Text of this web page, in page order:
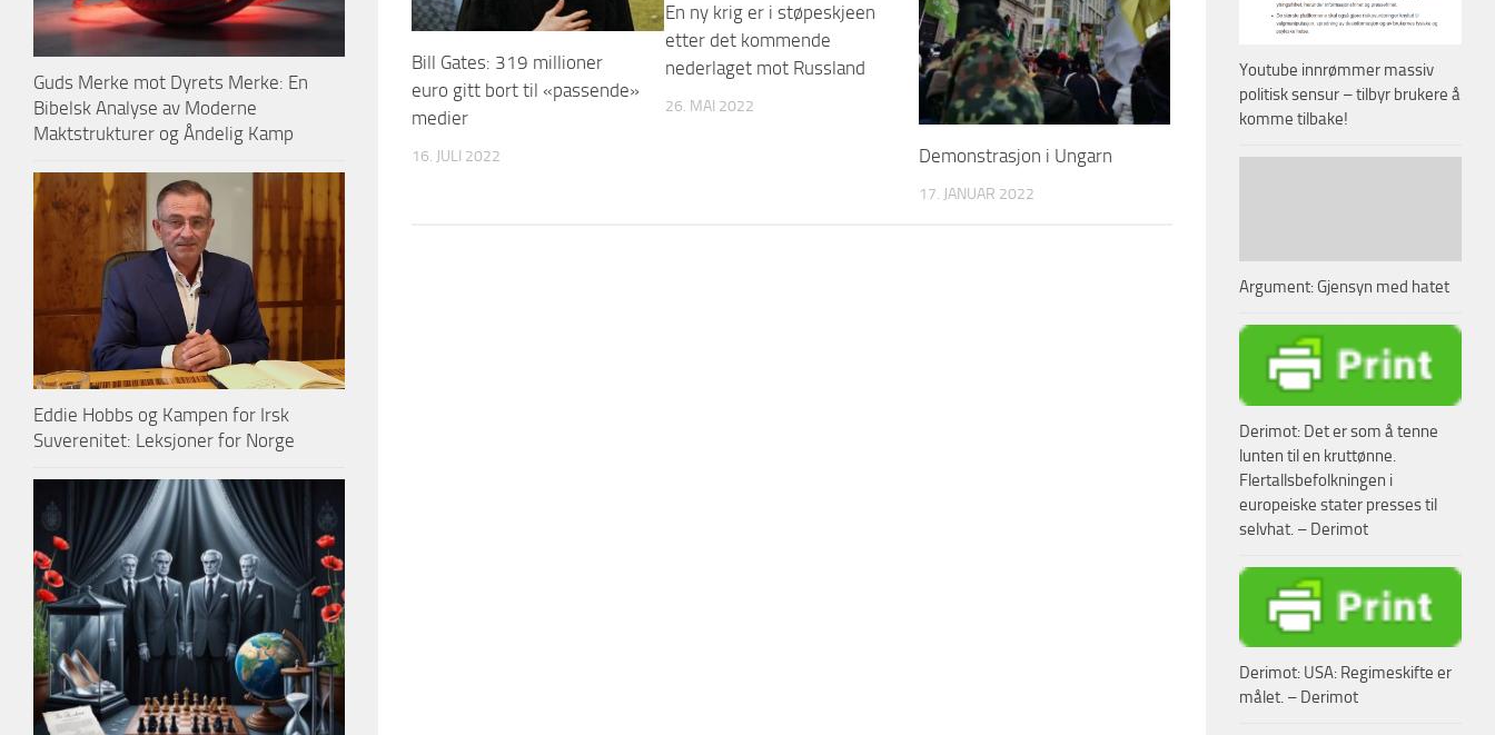
Bill Gates: 319 millioner
euro gitt bort til «passende»
medier
16. JULI 2022
En ny krig er i støpeskjeen
etter det kommende
nederlaget mot Russland
26. MAI 2022
Demonstrasjon i Ungarn
17. JANUAR 2022
Guds Merke mot Dyrets Merke: En
Bibelsk Analyse av Moderne
Maktstrukturer og Åndelig Kamp
Eddie Hobbs og Kampen for Irsk
Suverenitet: Leksjoner for Norge
Youtube innrømmer massiv
politisk sensur – tilbyr brukere å
komme tilbake!
Argument: Gjensyn med hatet
Derimot: Det er som å tenne
lunten til en kruttønne.
Flertallsbefolkningen i
europeiske stater presses til
selvhat. – Derimot
Derimot: USA: Regimeskifte er
målet. – Derimot